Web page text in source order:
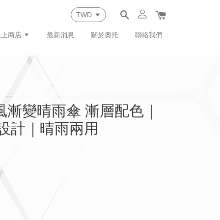
商店 最新消息 關於奧托 聯絡我們
漸變晴雨傘 漸層配色｜
計｜晴雨兩用